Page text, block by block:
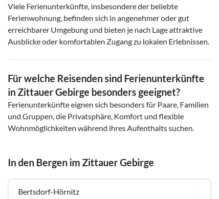
Viele Ferienunterkünfte, insbesondere der beliebte
Ferienwohnung, befinden sich in angenehmer oder gut
erreichbarer Umgebung und bieten je nach Lage attraktive
Ausblicke oder komfortablen Zugang zu lokalen Erlebnissen.
Für welche Reisenden sind Ferienunterkünfte
in Zittauer Gebirge besonders geeignet?
Ferienunterkünfte eignen sich besonders für Paare, Familien
und Gruppen, die Privatsphäre, Komfort und flexible
Wohnmöglichkeiten während ihres Aufenthalts suchen.
In den Bergen im Zittauer Gebirge
Bertsdorf-Hörnitz